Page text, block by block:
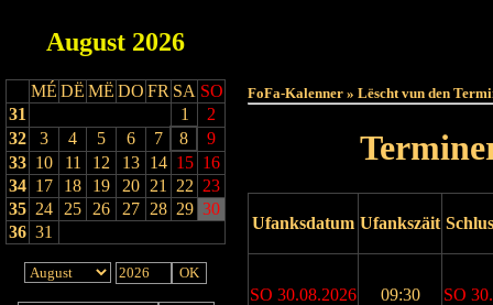
August 2026
MÉ DË MË DO FR SA SO
31
1
2
32
3 4 5 6 7 8
9
33 10 11 12 13 14 15 16
34 17 18 19 20 21 22 23
35 24 25 26 27 28 29 30
36 31
FoFa-Kalenner » Lëscht vun den
Ufanksdatum Ufankszäit
SO 30.08.2026 09:30 SO